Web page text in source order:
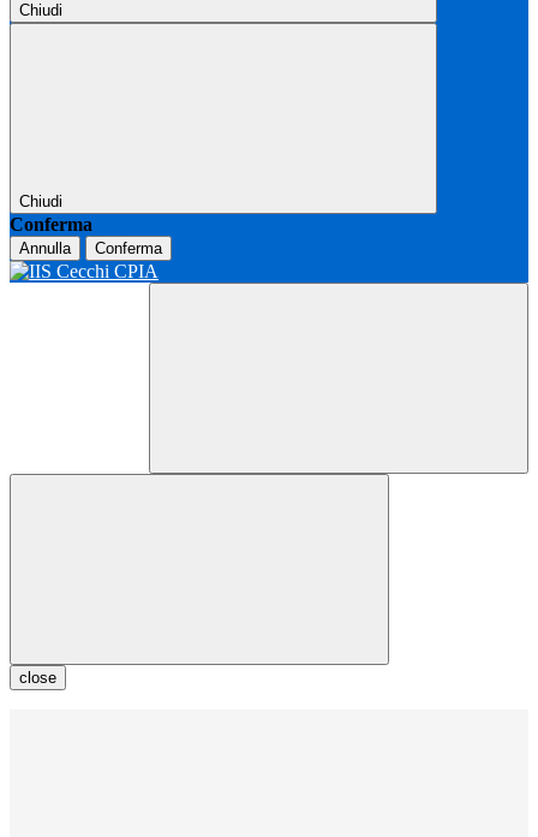
Chiudi
Chiudi
Conferma
Annulla Conferma
close